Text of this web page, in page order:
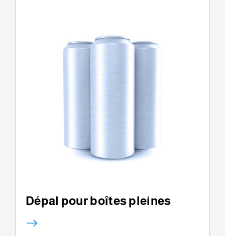
Dépal pour boîtes pleines